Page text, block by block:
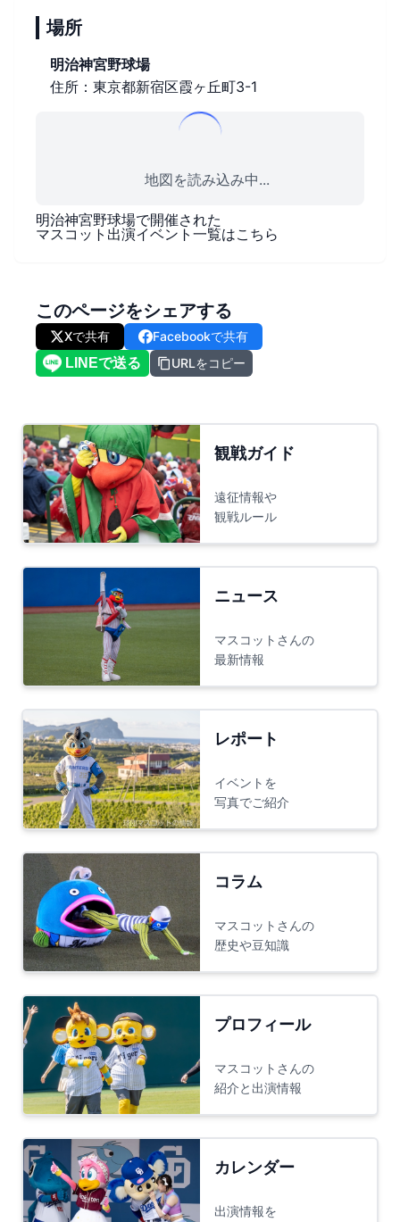
場所
明治神宮野球場
住所：東京都新宿区霞ヶ丘町3-1
地図を読み込み中...
明治神宮野球場で開催された
マスコット出演イベント一覧はこちら
このページをシェアする
Xで共有
Facebookで共有
URLをコピー
観戦ガイド
遠征情報や
観戦ルール
ニュース
マスコットさんの
最新情報
レポート
イベントを
写真でご紹介
コラム
マスコットさんの
歴史や豆知識
プロフィール
マスコットさんの
紹介と出演情報
カレンダー
出演情報を